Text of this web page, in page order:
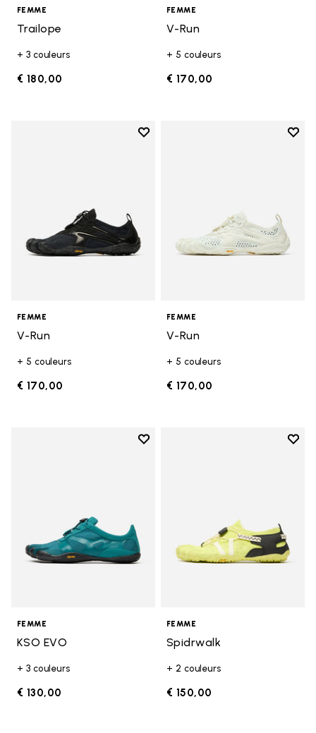
FEMME
Trailope
+ 3 couleurs
€ 180,00
FEMME
V-Run
+ 5 couleurs
€ 170,00
Add to wishlist
FEMME
V-Run
+ 5 couleurs
€ 170,00
Add
FEMME
V-Run
+ 5 couleurs
€ 170,00
Add to wishlist
FEMME
KSO EVO
+ 3 couleurs
€ 130,00
Add
FEMME
Spidrwalk
+ 2 couleurs
€ 150,00